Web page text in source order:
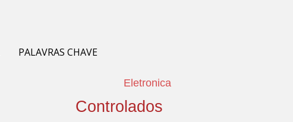
PALAVRAS CHAVE
Controlados
Eletronica